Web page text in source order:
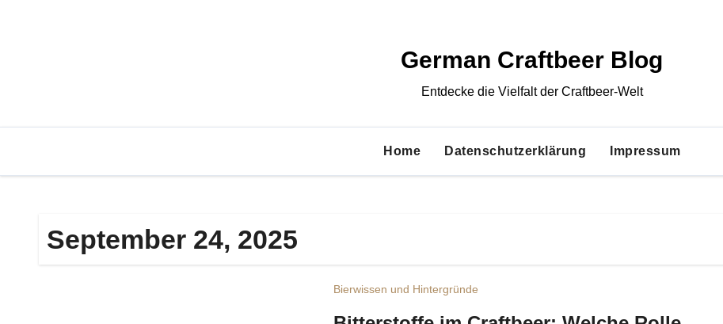
German Craftbeer Blog
Entdecke die Vielfalt der Craftbeer-Welt
Home Datenschutzerklärung Impressum
September 24, 2025
Bierwissen und Hintergründe